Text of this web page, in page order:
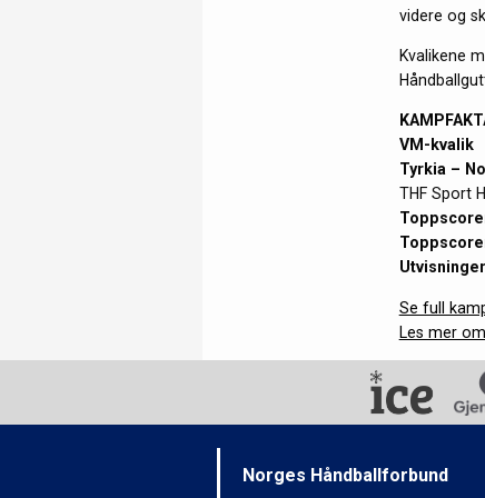
videre og
Kvalikene
VM-kvalik
Tyrkia –
THF Sport
Se full
Les mer
Norges Håndballforbund